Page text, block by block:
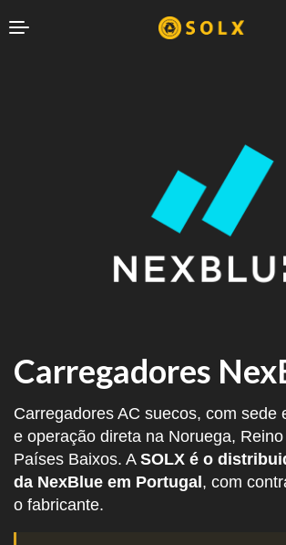
Carregadores
Carregadores AC suecos, com sede
e operação direta na Noruega,
Países Baixos. A SOLX é o
da NexBlue em Portugal , com
o fabricante.